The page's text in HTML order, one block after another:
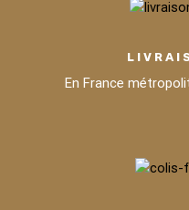
En France